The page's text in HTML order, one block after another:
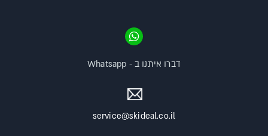
service@skideal.co.il
דברו איתנו ב - Whatsapp